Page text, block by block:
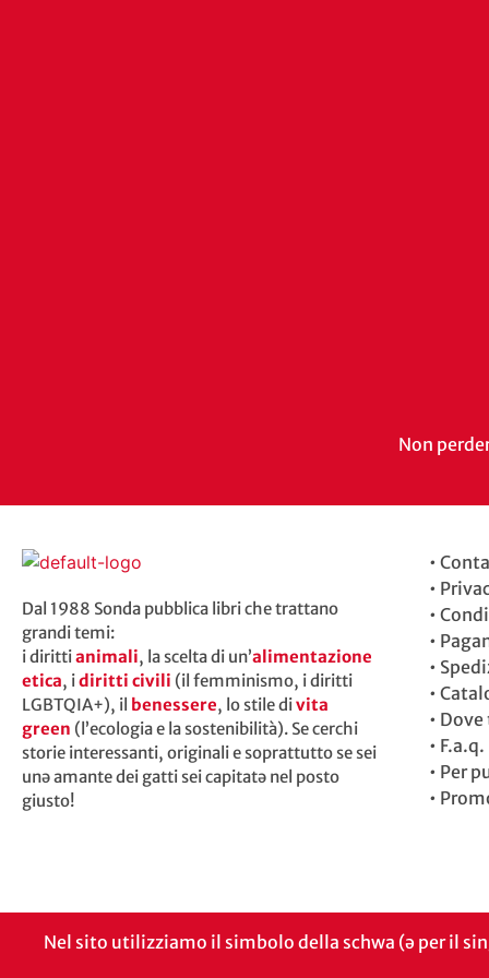
Non
Dal 1988 Sonda pubblica libri che trattano
grandi temi:
i dirittianimali, la scelta di un’alimentazione
etica, idiritti civili (il femminismo, i diritti
LGBTQIA+), il benessere, lo stile divita
green (l’ecologia e la sostenibilità). Se cerchi
storie interessanti, originali e soprattutto se sei
unə amante dei gatti sei capitatə nel posto
giusto!
•
•
•
•
•
•
•
• F.a.q.
• Per
•
Nel sito utilizziamo il simbolo della schwa (ə per il